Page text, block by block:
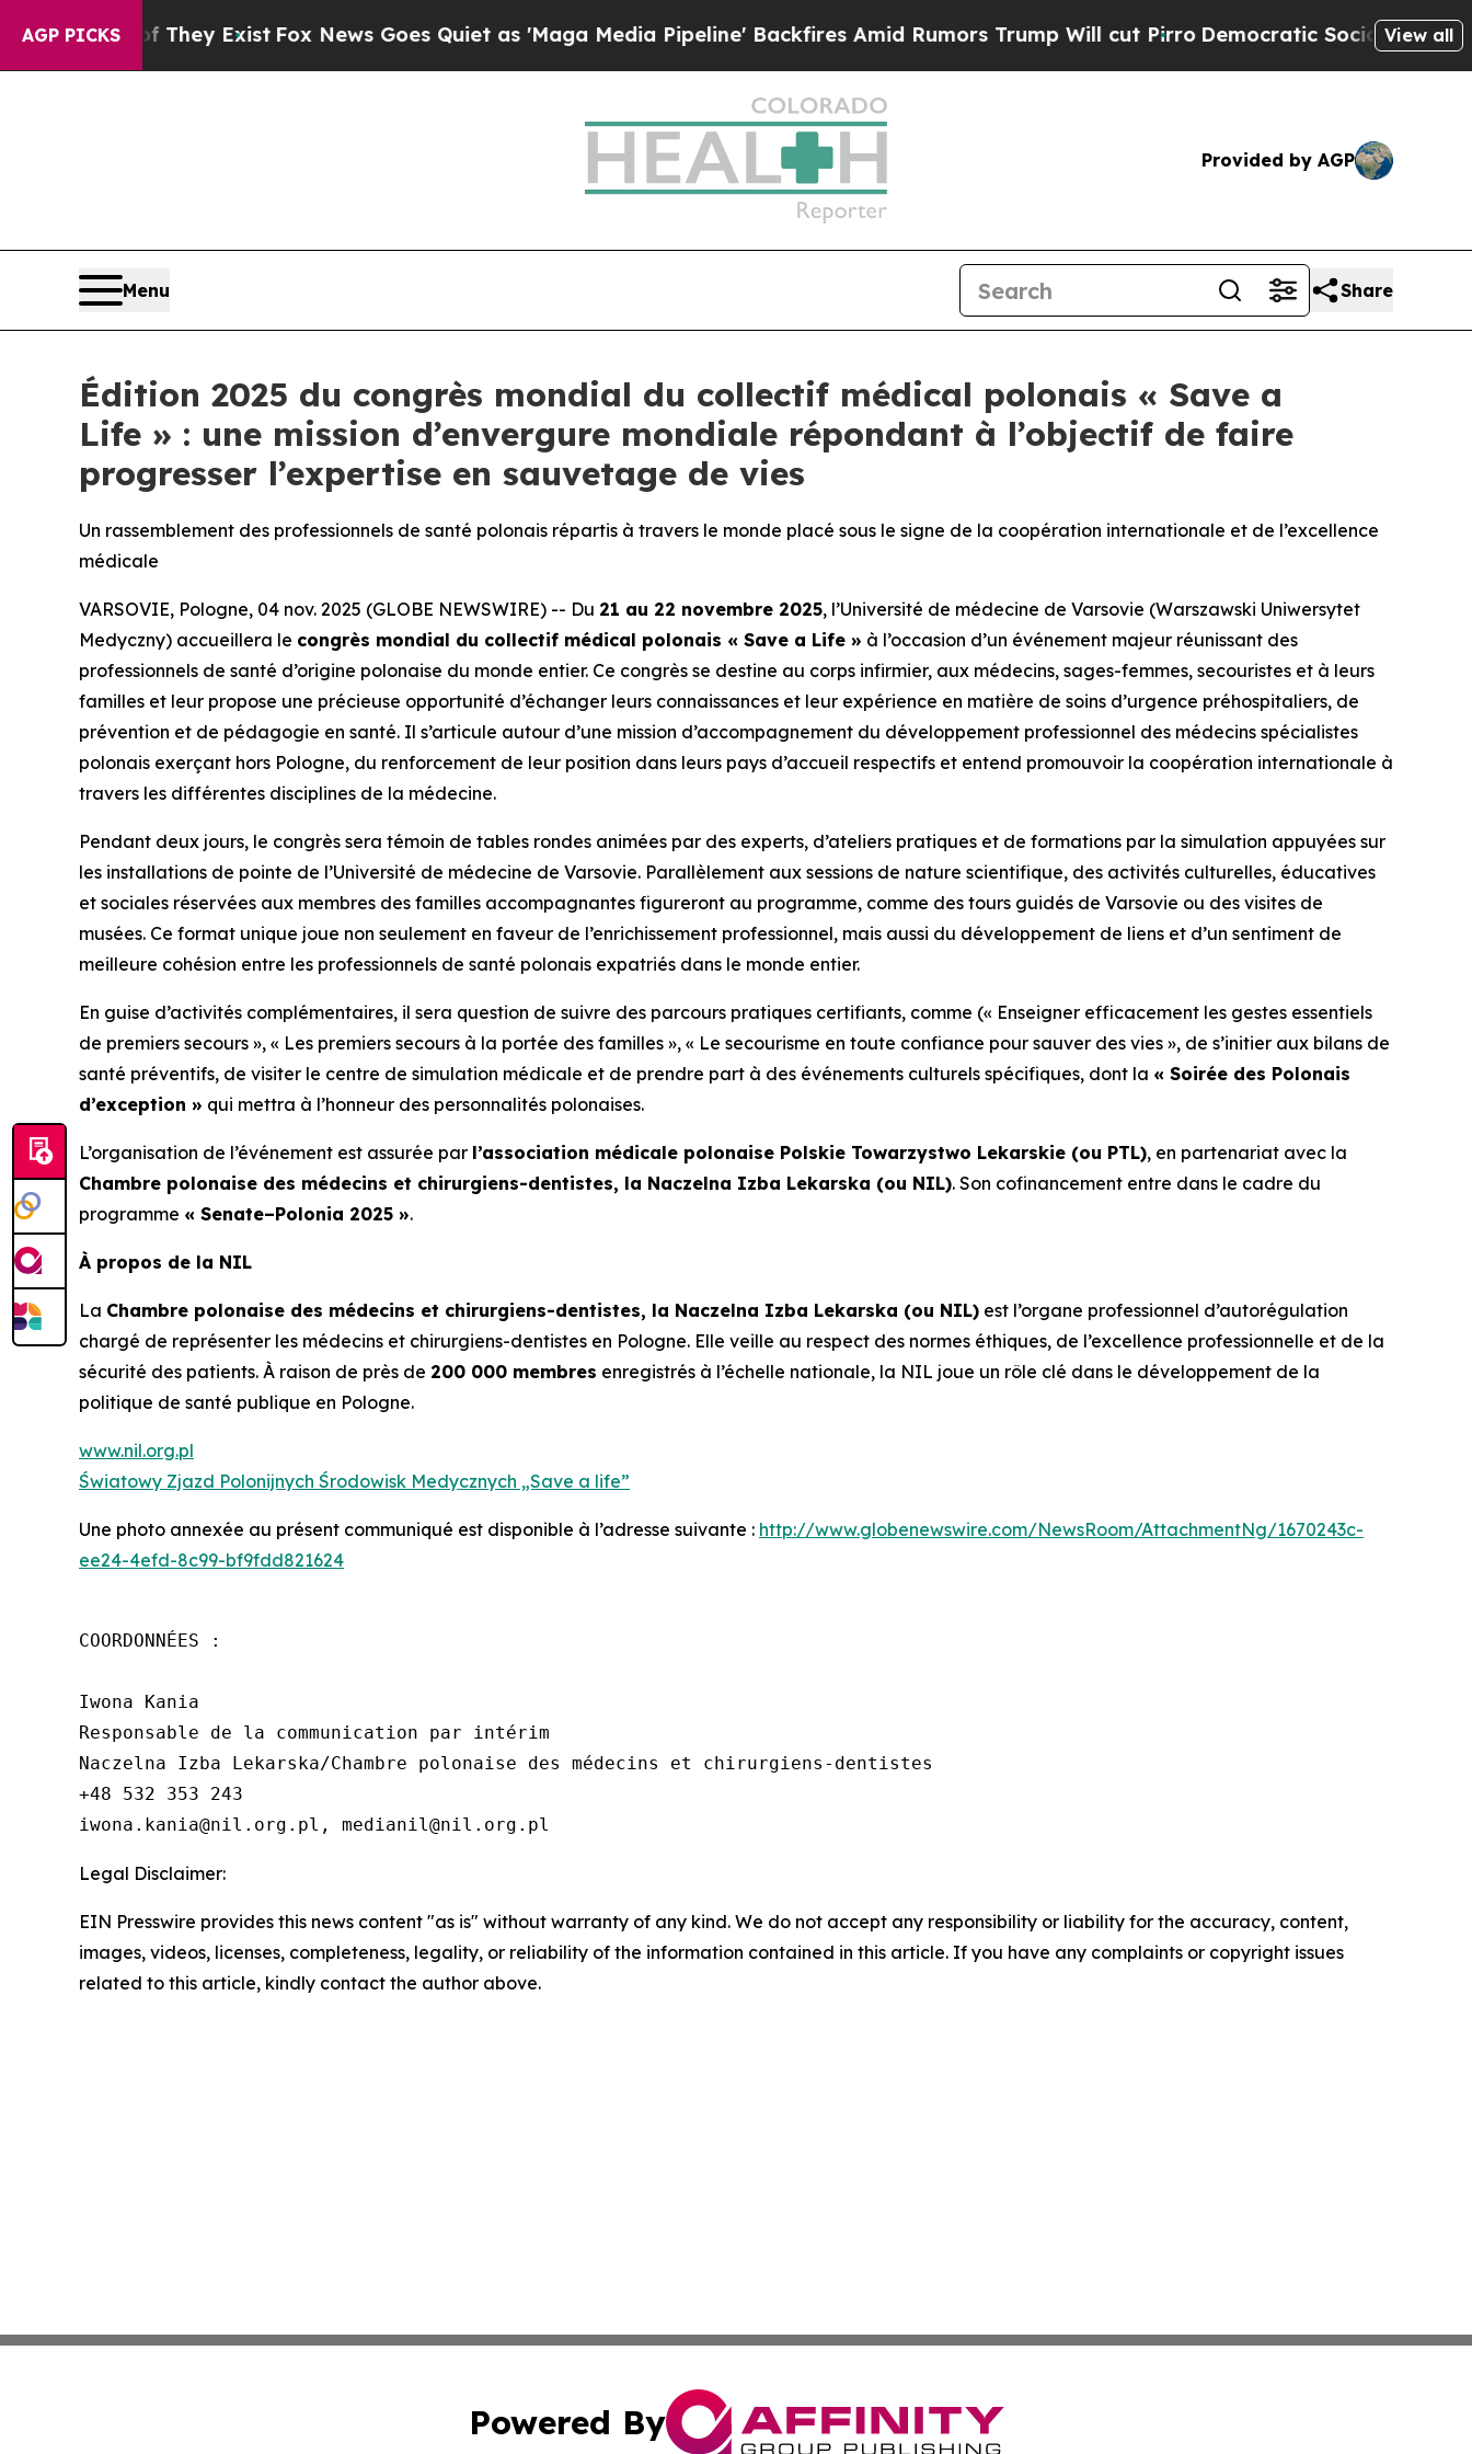
AGP PICKS
Proof They Exist Fox News Goes Quiet as 'Maga Media Pipeline' Backfires Amid Rumors Trump Will cut PirroDemocratic Socialists of America
View all
Provided by AGP
Menu Share
Édition 2025 du congrès mondial du collectif médical polonais « Save a
Life » : une mission d’envergure mondiale répondant à l’objectif de faire
progresser l’expertise en sauvetage de vies
Un rassemblement des professionnels de santé polonais répartis à travers le monde placé sous le signe de la coopération internationale et de l’excellence
médicale
VARSOVIE, Pologne, 04 nov. 2025 (GLOBE NEWSWIRE) -- Du 21 au 22 novembre 2025, l’Université de médecine de Varsovie (Warszawski Uniwersytet
Medyczny) accueillera le congrès mondial du collectif médical polonais « Save a Life » à l’occasion d’un événement majeur réunissant des
professionnels de santé d’origine polonaise du monde entier. Ce congrès se destine au corps infirmier, aux médecins, sages-femmes, secouristes et à leurs
familles et leur propose une précieuse opportunité d’échanger leurs connaissances et leur expérience en matière de soins d’urgence préhospitaliers, de
prévention et de pédagogie en santé. Il s’articule autour d’une mission d’accompagnement du développement professionnel des médecins spécialistes
polonais exerçant hors Pologne, du renforcement de leur position dans leurs pays d’accueil respectifs et entend promouvoir la coopération internationale à
travers les différentes disciplines de la médecine.
Pendant deux jours, le congrès sera témoin de tables rondes animées par des experts, d’ateliers pratiques et de formations par la simulation appuyées sur
les installations de pointe de l’Université de médecine de Varsovie. Parallèlement aux sessions de nature scientifique, des activités culturelles, éducatives
et sociales réservées aux membres des familles accompagnantes figureront au programme, comme des tours guidés de Varsovie ou des visites de
musées. Ce format unique joue non seulement en faveur de l’enrichissement professionnel, mais aussi du développement de liens et d’un sentiment de
meilleure cohésion entre les professionnels de santé polonais expatriés dans le monde entier.
En guise d’activités complémentaires, il sera question de suivre des parcours pratiques certifiants, comme (« Enseigner efficacement les gestes essentiels
de premiers secours », « Les premiers secours à la portée des familles », « Le secourisme en toute confiance pour sauver des vies », de s’initier aux bilans de
santé préventifs, de visiter le centre de simulation médicale et de prendre part à des événements culturels spécifiques, dont la « Soirée des Polonais
d’exception » qui mettra à l’honneur des personnalités polonaises.
L’organisation de l’événement est assurée par l’association médicale polonaise Polskie Towarzystwo Lekarskie (ou PTL), en partenariat avec la
Chambre polonaise des médecins et chirurgiens-dentistes, la Naczelna Izba Lekarska (ou NIL). Son cofinancement entre dans le cadre du
programme « Senate–Polonia 2025 ».
À propos de la NIL
La Chambre polonaise des médecins et chirurgiens-dentistes, la Naczelna Izba Lekarska (ou NIL) est l’organe professionnel d’autorégulation
chargé de représenter les médecins et chirurgiens-dentistes en Pologne. Elle veille au respect des normes éthiques, de l’excellence professionnelle et de la
sécurité des patients. À raison de près de 200 000 membres enregistrés à l’échelle nationale, la NIL joue un rôle clé dans le développement de la
politique de santé publique en Pologne.
www.nil.org.pl
Światowy Zjazd Polonijnych Środowisk Medycznych „Save a life”
Une photo annexée au présent communiqué est disponible à l’adresse suivante : http://www.globenewswire.com/NewsRoom/AttachmentNg/1670243c-
ee24-4efd-8c99-bf9fdd821624
COORDONNÉES :
Iwona Kania
Responsable de la communication par intérim
Naczelna Izba Lekarska/Chambre polonaise des médecins et chirurgiens-dentistes
+48 532 353 243
iwona.kania@nil.org.pl, medianil@nil.org.pl
Legal Disclaimer:
EIN Presswire provides this news content "as is" without warranty of any kind. We do not accept any responsibility or liability for the accuracy, content,
images, videos, licenses, completeness, legality, or reliability of the information contained in this article. If you have any complaints or copyright issues
related to this article, kindly contact the author above.
Powered By